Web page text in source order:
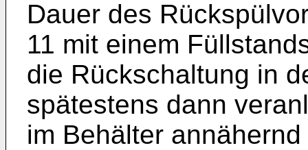
Dauer des
11 mit einem
die Rückschaltung in
spätestens dann
im Behälter